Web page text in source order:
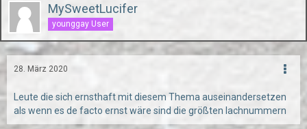
MySweetLucifer
younggay User
28. März 2020
Leute die sich ernsthaft mit diesem Thema auseinandersetzen
als wenn es de facto ernst wäre sind die größten lachnummern